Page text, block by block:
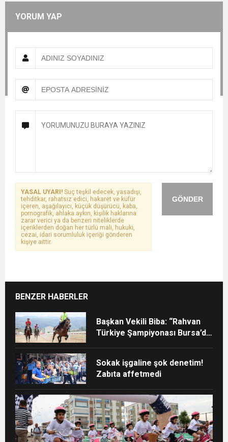
YORUM YAP
GÖNDER
YASAL UYARI! Suç teşkil edecek, yasadışı,
tehditkar, rahatsız edici, hakaret ve küfür
içeren, aşağılayıcı, küçük düşürücü, kaba,
pornografik, ahlaka aykırı, kişilik haklarına
zarar verici ya da benzeri niteliklerde
içeriklerden doğan her türlü mali, hukuki,
cezai, idari sorumluluk içeriği gönderen
kişiye aittir.
BENZER HABERLER
Başkan Vekili Biba: “Rahvan
Türkiye Şampiyonası Bursa’da
Sokak işgaline şok denetim!
Zabıta affetmedi